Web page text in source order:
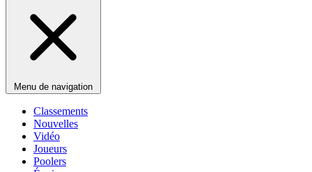
Menu de navigation
Classements
Nouvelles
Vidéo
Joueurs
Poolers